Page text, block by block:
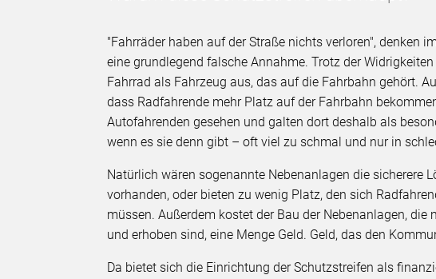
"Fahrräder haben auf der Straße nichts verloren", denken
eine grundlegend falsche Annahme. Trotz der
Fahrrad als Fahrzeug aus, das auf die Fahrbahn gehört.
dass Radfahrende mehr Platz auf der Fahrbahn
Autofahrenden gesehen und galten dort deshalb als
wenn es sie denn gibt – oft viel zu schmal und nur in
Natürlich wären sogenannte Nebenanlagen die sicherere
vorhanden, oder bieten zu wenig Platz, den sich
müssen. Außerdem kostet der Bau der Nebenanlagen,
und erhoben sind, eine Menge Geld. Geld, das den
Da bietet sich die Einrichtung der Schutzstreifen als